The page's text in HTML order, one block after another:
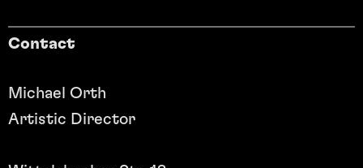
Contact
Michael Orth
Artistic Director